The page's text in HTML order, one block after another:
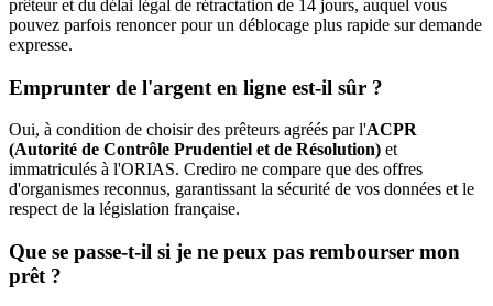
prêteur et du délai légal de rétractation de 14 jours, auquel vous
pouvez parfois renoncer pour un déblocage plus rapide sur demande
expresse.
Emprunter de l'argent en ligne est-il sûr ?
Oui, à condition de choisir des prêteurs agréés par l'ACPR
(Autorité de Contrôle Prudentiel et de Résolution) et
immatriculés à l'ORIAS. Crediro ne compare que des offres
d'organismes reconnus, garantissant la sécurité de vos données et le
respect de la législation française.
Que se passe-t-il si je ne peux pas rembourser mon
prêt ?